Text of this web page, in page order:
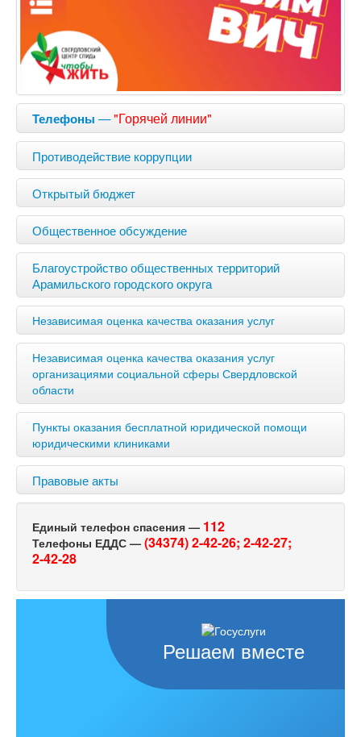
Телефоны —"Горячей линии"
Противодействие коррупции
Открытый бюджет
Общественное обсуждение
Благоустройство общественных территорий
Арамильского городского округа
Независимая оценка качества оказания услуг
Независимая оценка качества оказания услуг
организациями социальной сферы Свердловской
области
Пункты оказания бесплатной юридической помощи
юридическими клиниками
Правовые акты
Единый телефон спасения — 112
Телефоны ЕДДС — (34374) 2-42-26; 2-42-27;
2-42-28
Решаем вместе